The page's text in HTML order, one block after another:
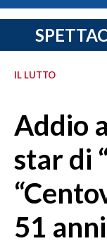
CRONACA
PROVINCIA DI
MEDIO CAMPIDANO
SASSARI E PROVINCIA
GALLURA
NUORO E PROVINCIA
OGLIASTRA
IL LUTTO
Addio
star di
51 anni